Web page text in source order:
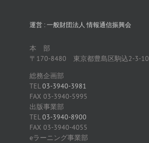
運営 : 一般財団法人 情報通信振興会
本 部
〒170-8480 東京都豊島区駒込2-3-10
総務企画部
TEL03-3940-3981
FAX 03-3940-5995
出版事業部
TEL03-3940-8900
FAX 03-3940-4055
eラーニング事業部